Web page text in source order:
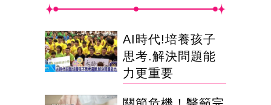
AI時代!培養孩子
思考.解決問題能
力更重要